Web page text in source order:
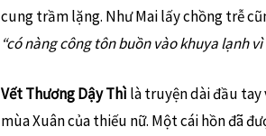
cung trầm lặng. Như Mai lấy chồng trễ
“có nàng công tôn buồn vào khuya lạnh
Vết Thương Dậy Thì là truyện dài đầu
mùa Xuân của thiếu nữ. Một cái hồn đã